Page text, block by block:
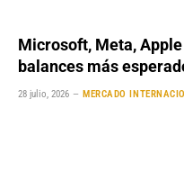
Microsoft, Meta,
balances más
28 julio, 2026 MERCADO